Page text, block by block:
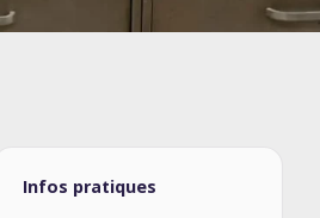
Infos pratiques